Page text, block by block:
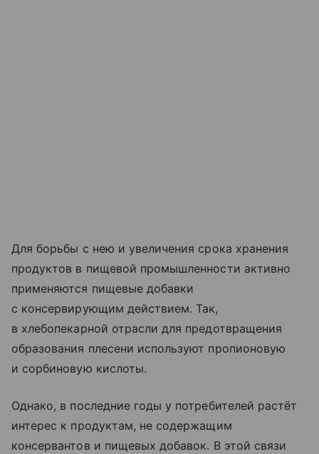
Для борьбы с нею и увеличения срока хранения
продуктов в пищевой промышленности активно
применяются пищевые добавки
с консервирующим действием. Так,
в хлебопекарной отрасли для предотвращения
образования плесени используют пропионовую
и сорбиновую кислоты.
Однако, в последние годы у потребителей растёт
интерес к продуктам, не содержащим
консервантов и пищевых добавок. В этой связи